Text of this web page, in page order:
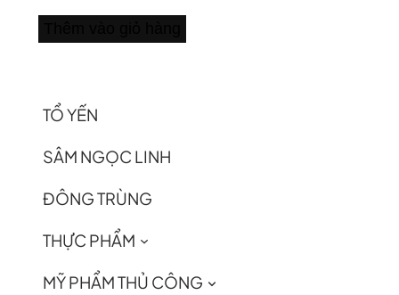
TỔ YẾN
SÂM NGỌC LINH
ĐÔNG TRÙNG
THỰC PHẨM
MỸ PHẨM THỦ CÔNG